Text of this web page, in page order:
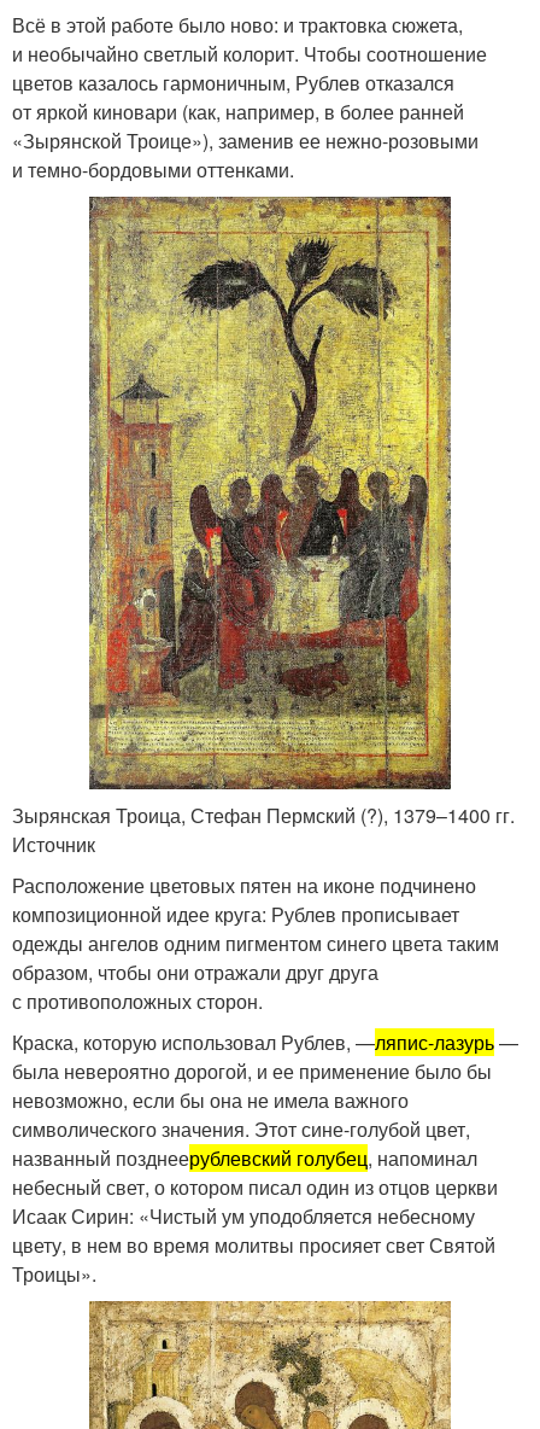
Всё в этой работе было ново: и трактовка сюжета,
и необычайно светлый колорит. Чтобы соотношение
цветов казалось гармоничным, Рублев отказался
от яркой киновари (как, например, в более ранней
«Зырянской Троице»), заменив ее нежно-розовыми
и темно-бордовыми оттенками.
Зырянская Троица, Стефан Пермский (?), 1379–1400 гг.
Источник
Расположение цветовых пятен на иконе подчинено
композиционной идее круга: Рублев прописывает
одежды ангелов одним пигментом синего цвета таким
образом, чтобы они отражали друг друга
с противоположных сторон.
Краска, которую использовал Рублев, —ляпис-лазурь—
была невероятно дорогой, и ее применение было бы
невозможно, если бы она не имела важного
символического значения. Этот сине-голубой цвет,
названный позднеерублевский голубец, напоминал
небесный свет, о котором писал один из отцов церкви
Исаак Сирин: «Чистый ум уподобляется небесному
цвету, в нем во время молитвы просияет свет Святой
Троицы».